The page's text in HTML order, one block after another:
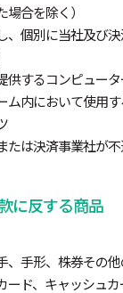
合を除く）
、個別に当社及び
供するコンピュー
ム内において使用
たは決済事業社が
に反する商品
、手形、株券その
ード、キャッシュ